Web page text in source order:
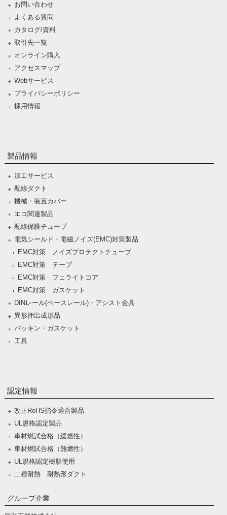
お問い合わせ
よくある質問
カタログ/資料
取引先一覧
オンライン購入
アクセスマップ
Webサービス
プライバシーポリシー
採用情報
製品情報
加工サービス
配線ダクト
機械・装置カバー
エコ関連製品
配線保護チューブ
電気シールド・電磁ノイズ(EMC)対策製品
EMC対策 ノイズプロテクトチューブ
EMC対策 テープ
EMC対策 フェライトコア
EMC対策 ガスケット
DINレール(ベースレール)・アシスト金具
異形押出成形品
パッキン・ガスケット
工具
認定情報
改正RoHS指令適合製品
UL規格認定製品
車材燃試合格（緩燃性）
車材燃試合格（難燃性）
UL規格認定樹脂使用
二種耐熱 耐熱形ダクト
グループ企業